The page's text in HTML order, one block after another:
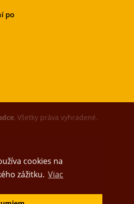
cookies na
zážitku. Viac
po
, Všetky práva vyhradené.
tím